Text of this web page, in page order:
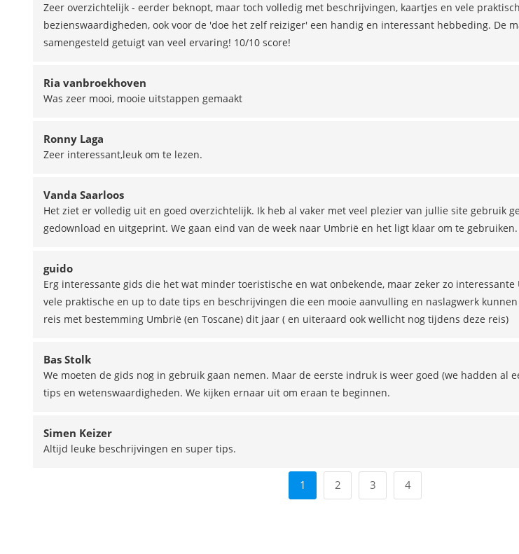
Zeer overzichtelijk - eerder beknopt, maar toch volledig met beschrijvingen, kaartjes en vele
bezienswaardigheden, ook voor de 'doe het zelf reiziger' een handig en interessant hebbeding. De
samengesteld getuigt van veel ervaring! 10/10 score!
Ria vanbroekhoven
Was zeer mooi, mooie uitstappen gemaakt
Ronny Laga
Zeer interessant,leuk om te lezen.
Vanda Saarloos
Het ziet er volledig uit en goed overzichtelijk. Ik heb al vaker met veel plezier van jullie site gebruik
gedownload en uitgeprint. We gaan eind van de week naar Umbrië en het ligt klaar om te gebruiken.
guido
Erg interessante gids die het wat minder toeristische en wat onbekende, maar zeker zo
vele praktische en up to date tips en beschrijvingen die een mooie aanvulling en naslagwerk
reis met bestemming Umbrië (en Toscane) dit jaar ( en uiteraard ook wellicht nog tijdens deze reis)
Bas Stolk
We moeten de gids nog in gebruik gaan nemen. Maar de eerste indruk is weer goed (we hadden al
tips en wetenswaardigheden. We kijken ernaar uit om eraan te beginnen.
Simen Keizer
Altijd leuke beschrijvingen en super tips.
1 2 3 4